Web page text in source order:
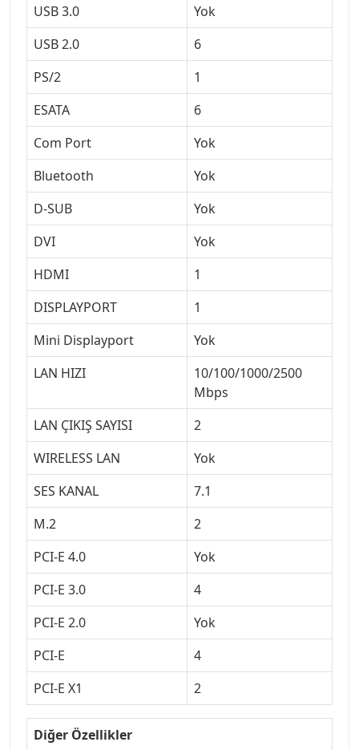
USB 3.0
Yok
USB 2.0
6
PS/2
1
ESATA
6
Com Port
Yok
Bluetooth
Yok
D-SUB
Yok
DVI
Yok
HDMI
1
DISPLAYPORT
1
Mini Displayport
Yok
LAN HIZI
10/100/1000/2500
Mbps
LAN ÇIKIŞ SAYISI
2
WIRELESS LAN
Yok
SES KANAL
7.1
M.2
2
PCI-E 4.0
Yok
PCI-E 3.0
4
PCI-E 2.0
Yok
PCI-E
4
PCI-E X1
2
Diğer Özellikler